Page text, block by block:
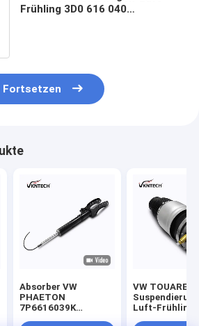
Frühling 3D0 616 040
Fortsetzen
Absorber VW
PHAETON
7P6616039K
VW
Luft-